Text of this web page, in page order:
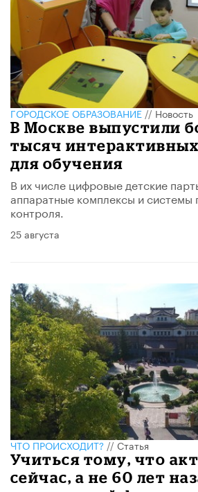
ГОРОДСКОЕ ОБРАЗОВАНИЕ//Новость
В Москве выпустили
тысяч
для обучения
В их числе цифровые детские
аппаратные комплексы и системы
контроля.
25 августа
ЧТО ПРОИСХОДИТ?//Статья
​Учиться тому, что
сейчас, а не 60 лет